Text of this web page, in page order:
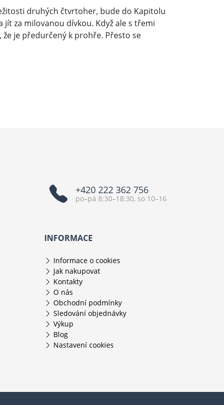
druhých čtvrtoher, bude do Kapitolu
za milovanou dívkou. Když ale s třemi
je předurčený k prohře. Přesto se
+420 222 362 756
po–pá 8:30–18:30, so 10–16
INFORMACE
Informace o cookies
Jak nakupovat
Kontakty
O nás
Obchodní podmínky
Sledování objednávky
Výkup
Blog
Nastavení cookies